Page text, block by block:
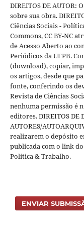
DIREITOS DE AUTOR:
sobre sua obra.
Ciências Sociais -
Commons, CC BY-NC
de Acesso Aberto ao
Periódicos da UFPB.
(download), copiar,
os artigos, desde que
fonte, conferindo os
Revista de Ciências
nenhuma permissão é
editores. DIREITOS DE
AUTORES/
realizarem o depósito
publicada com o link do
Política & Trabalho.
ENVIAR